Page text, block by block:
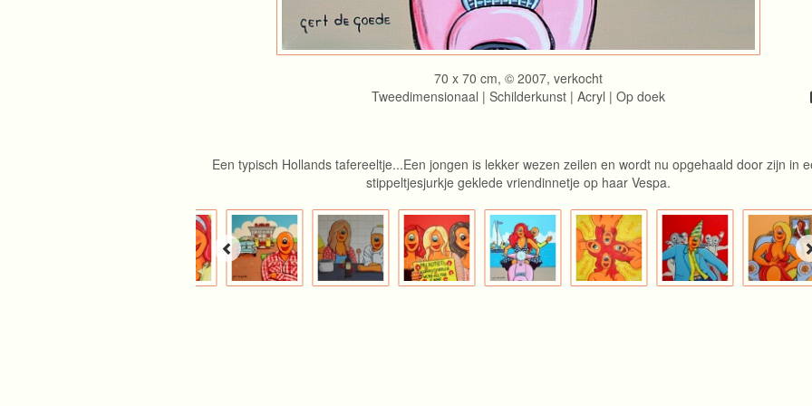
70 x 70 cm, © 2007, verkocht
Tweedimensionaal | Schilderkunst | Acryl | Op doek
Een typisch Hollands tafereeltje...Een jongen is lekker wezen zeilen en wordt nu opgehaald door zijn in
stippeltjesjurkje geklede vriendinnetje op haar Vespa.